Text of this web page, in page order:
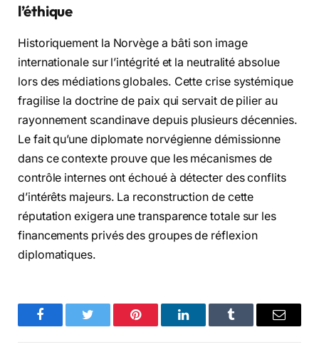
l’éthique
Historiquement la Norvège a bâti son image
internationale sur l’intégrité et la neutralité absolue
lors des médiations globales. Cette crise systémique
fragilise la doctrine de paix qui servait de pilier au
rayonnement scandinave depuis plusieurs décennies.
Le fait qu’une diplomate norvégienne démissionne
dans ce contexte prouve que les mécanismes de
contrôle internes ont échoué à détecter des conflits
d’intérêts majeurs. La reconstruction de cette
réputation exigera une transparence totale sur les
financements privés des groupes de réflexion
diplomatiques.
FacebookTwitter Pinterest LinkedInTumblr Email